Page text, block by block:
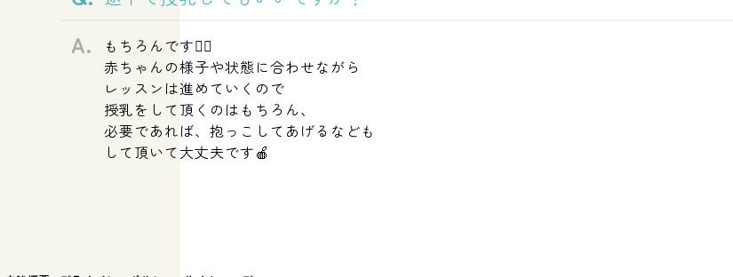
もちろんです🙆‍♀️
赤ちゃんの様子や状態に合わせながら
レッスンは進めていくので
授乳をして頂くのはもちろん、
必要であれば、抱っこしてあげるなども
して頂いて大丈夫です🍎